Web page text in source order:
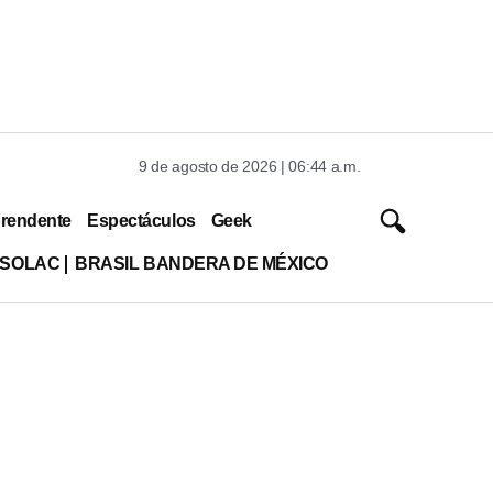
9 de agosto de 2026 | 06:44 a.m.
Espectáculos Geek
BRASIL BANDERA DE MÉXICO